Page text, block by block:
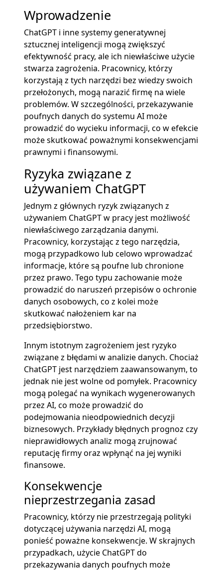
Wprowadzenie
ChatGPT i inne systemy generatywnej
sztucznej inteligencji mogą zwiększyć
efektywność pracy, ale ich niewłaściwe użycie
stwarza zagrożenia. Pracownicy, którzy
korzystają z tych narzędzi bez wiedzy swoich
przełożonych, mogą narazić firmę na wiele
problemów. W szczególności, przekazywanie
poufnych danych do systemu AI może
prowadzić do wycieku informacji, co w efekcie
może skutkować poważnymi konsekwencjami
prawnymi i finansowymi.
Ryzyka związane z
używaniem ChatGPT
Jednym z głównych ryzyk związanych z
używaniem ChatGPT w pracy jest możliwość
niewłaściwego zarządzania danymi.
Pracownicy, korzystając z tego narzędzia,
mogą przypadkowo lub celowo wprowadzać
informacje, które są poufne lub chronione
przez prawo. Tego typu zachowanie może
prowadzić do naruszeń przepisów o ochronie
danych osobowych, co z kolei może
skutkować nałożeniem kar na
przedsiębiorstwo.
Innym istotnym zagrożeniem jest ryzyko
związane z błędami w analizie danych. Chociaż
ChatGPT jest narzędziem zaawansowanym, to
jednak nie jest wolne od pomyłek. Pracownicy
mogą polegać na wynikach wygenerowanych
przez AI, co może prowadzić do
podejmowania nieodpowiednich decyzji
biznesowych. Przykłady błędnych prognoz czy
nieprawidłowych analiz mogą zrujnować
reputację firmy oraz wpłynąć na jej wyniki
finansowe.
Konsekwencje
nieprzestrzegania zasad
Pracownicy, którzy nie przestrzegają polityki
dotyczącej używania narzędzi AI, mogą
ponieść poważne konsekwencje. W skrajnych
przypadkach, użycie ChatGPT do
przekazywania danych poufnych może